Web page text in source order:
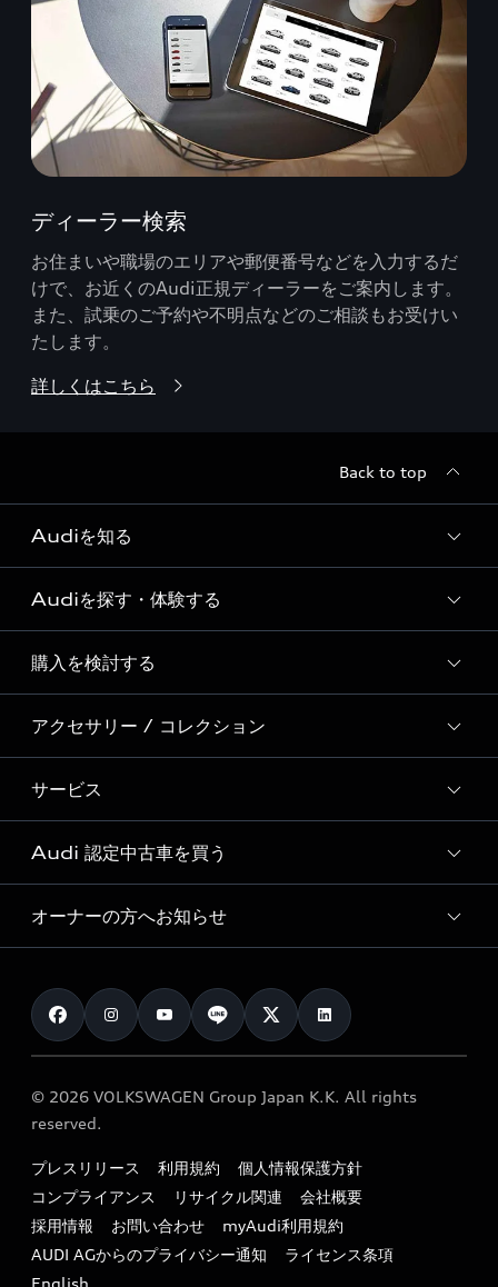
ディーラー検索
お住まいや職場のエリアや郵便番号などを入力するだ
けで、お近くのAudi正規ディーラーをご案内します。
また、試乗のご予約や不明点などのご相談もお受けい
たします。
詳しくはこちら
Back to top
Audiを知る
Audi ブランド
Story of Progress
Audi Sport
Formula 1®
デジタルサービス
Audiを探す・体験する
ディーラー検索
新車在庫検索
試乗車・展示車検索
見積り依頼
試乗予約
購入を検討する
モデル一覧
特別仕様モデル / 限定モデル
e-tronラインアップ
価格シミュレーション
車両比較
カタログ一覧
アクセサリー / コレクション
純正アクセサリー
オンラインショップ
Audi collection
アウディナビアプリ
サービス
サービス入庫予約
サービスプログラム
メンテナンス
車検 / 定期点検
e-tronアフターサポート
myAudi
Audi 認定中古車を買う
Audi認定中古車
クオリティ
保証
メンテナンス
ファイナンス
キャンペーン / イベント
買取査定
オーナーの方へお知らせ
お知らせ
オーナー様向けキャンペーン
特定整備適用車一覧
リサイクル法
よくある質問（FAQ）
© 2026 VOLKSWAGEN Group Japan K.K. All rights
reserved.
プレスリリース 利用規約
個人情報保護方針
コンプライアンス
リサイクル関連
会社概要
採用情報
お問い合わせ
myAudi利用規約
AUDI AGからのプライバシー通知
ライセンス条項
English